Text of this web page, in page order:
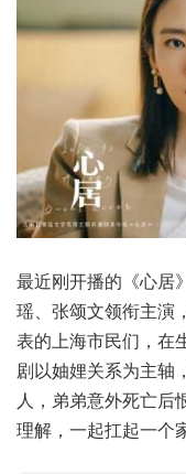
最近刚开播的《心居
瑶、张颂文领衔主演
表的上海市民们，在
剧以妯娌关系为主轴
人，弟弟意外死亡后
理解，一起扛起一个家